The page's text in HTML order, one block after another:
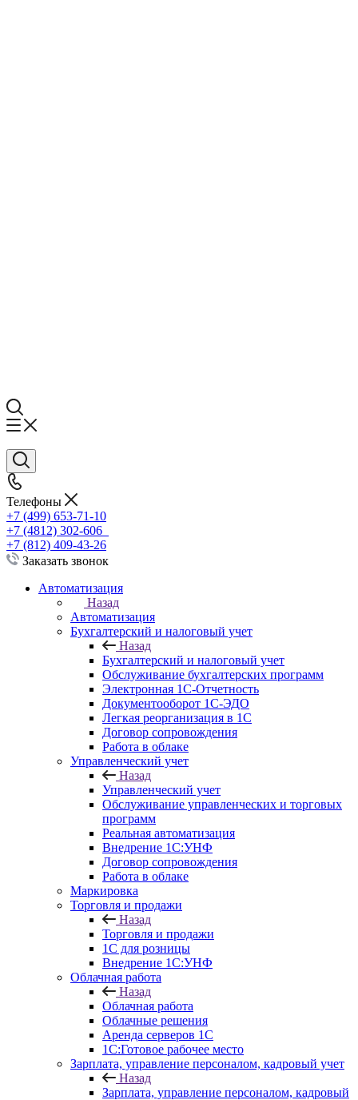
Телефоны
+7 (499) 653-71-10
+7 (4812) 302-606
+7 (812) 409-43-26
Заказать звонок
Автоматизация
Назад
Автоматизация
Бухгалтерский и налоговый учет
Назад
Бухгалтерский и налоговый учет
Обслуживание бухгалтерских программ
Электронная 1С-Отчетность
Документооборот 1С-ЭДО
Легкая реорганизация в 1С
Договор сопровождения
Работа в облаке
Управленческий учет
Назад
Управленческий учет
Обслуживание управленческих и торговых
программ
Реальная автоматизация
Внедрение 1С:УНФ
Договор сопровождения
Работа в облаке
Маркировка
Торговля и продажи
Назад
Торговля и продажи
1С для розницы
Внедрение 1С:УНФ
Облачная работа
Назад
Облачная работа
Облачные решения
Аренда серверов 1С
1C:Готовое рабочее место
Зарплата, управление персоналом, кадровый учет
Назад
Зарплата, управление персоналом, кадровый